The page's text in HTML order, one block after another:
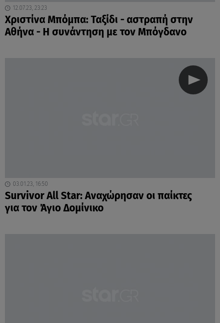
12.07.23, 23:23
Χριστίνα Μπόμπα: Ταξίδι - αστραπή στην
Αθήνα - Η συνάντηση με τον Μπόγδανο
03.01.23, 16:50
Survivor All Star: Αναχώρησαν οι παίκτες
για τον Άγιο Δομίνικο